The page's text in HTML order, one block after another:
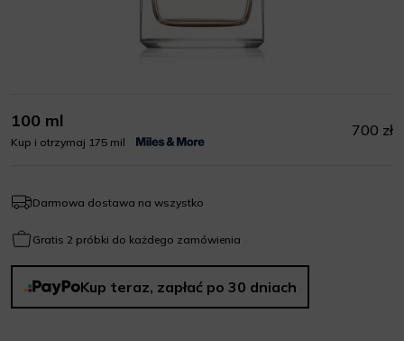
100 ml
Kup i otrzymaj 175 mil
700 zł
Darmowa dostawa na wszystko
Gratis 2 próbki do każdego zamówienia
Kup teraz, zapłać po 30 dniach